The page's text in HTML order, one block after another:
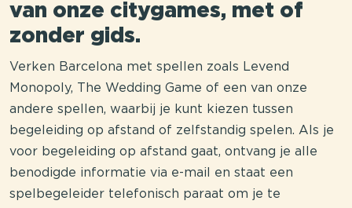
van onze citygames, met of
zonder gids.
Verken Barcelona met spellen zoals Levend
Monopoly, The Wedding Game of een van onze
andere spellen, waarbij je kunt kiezen tussen
begeleiding op afstand of zelfstandig spelen. Als je
voor begeleiding op afstand gaat, ontvang je alle
benodigde informatie via e-mail en staat een
spelbegeleider telefonisch paraat om je te